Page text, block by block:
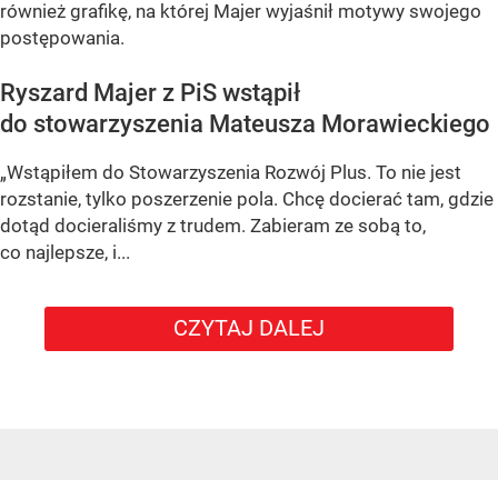
również grafikę, na której Majer wyjaśnił motywy swojego
postępowania.
Ryszard Majer z PiS wstąpił
do stowarzyszenia Mateusza Morawieckiego
„Wstąpiłem do Stowarzyszenia Rozwój Plus. To nie jest
rozstanie, tylko poszerzenie pola. Chcę docierać tam, gdzie
dotąd docieraliśmy z trudem. Zabieram ze sobą to,
co najlepsze, i...
CZYTAJ DALEJ